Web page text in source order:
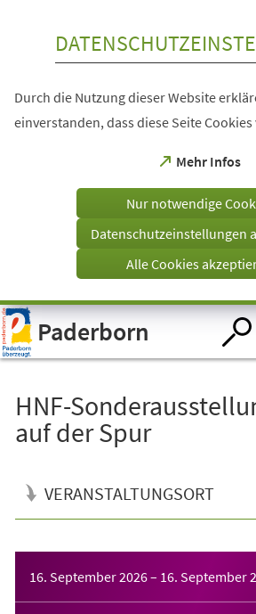
Visuelle
Assistenzsoftware
öffnen.
Durch die Nutzung dieser Website
einverstanden, dass diese Seite
Mehr Infos
(Öffnet
einem
Tab)
Nur notwendige
Datenschutzeinstellungen
Alle Cookies
Paderborn
HNF-
auf der Spur
VERANSTALTUNGSORT
16. September 2026– 16. September